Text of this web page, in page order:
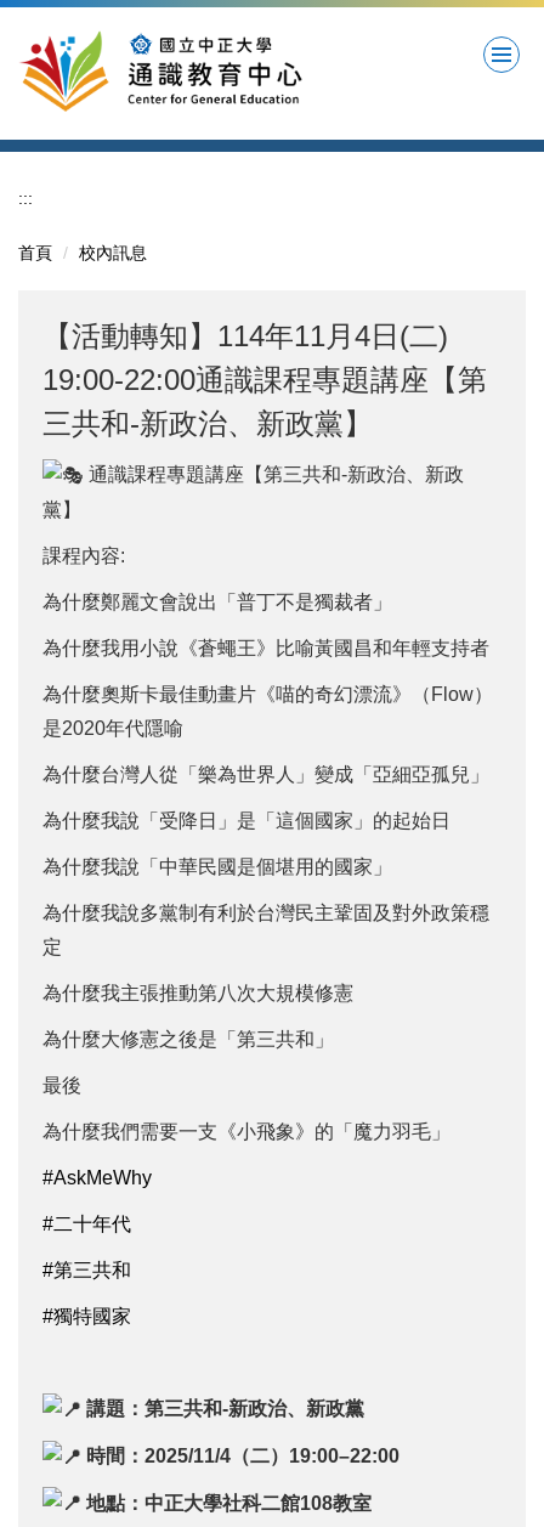
主
容
:::
首頁 校內訊息
【活動轉知】114年11月4日(二)
19:00-22:00通識課程專題講座【第
三共和-新政治、新政黨】
通識課程專題講座【第三共和-新政治、新政
黨】
課程內容:
為什麼鄭麗文會說出「普丁不是獨裁者」
為什麼我用小說《蒼蠅王》比喻黃國昌和年輕支持者
為什麼奧斯卡最佳動畫片《喵的奇幻漂流》（Flow）
是2020年代隱喻
為什麼台灣人從「樂為世界人」變成「亞細亞孤兒」
為什麼我說「受降日」是「這個國家」的起始日
為什麼我說「中華民國是個堪用的國家」
為什麼我說多黨制有利於台灣民主鞏固及對外政策穩
定
為什麼我主張推動第八次大規模修憲
為什麼大修憲之後是「第三共和」
最後
為什麼我們需要一支《小飛象》的「魔力羽毛」
#AskMeWhy
#二十年代
#第三共和
#獨特國家
講題：第三共和-新政治、新政黨
時間：2025/11/4（二）19:00–22:00
地點：中正大學社科二館108教室